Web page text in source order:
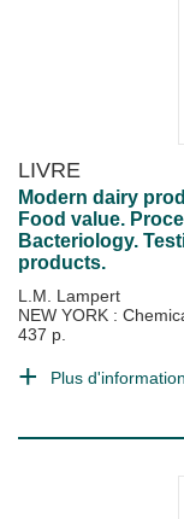
LIVRE
Modern dairy
Food value.
Bacteriology.
products.
L.M. Lampert
NEW YORK :
437 p.
Plus